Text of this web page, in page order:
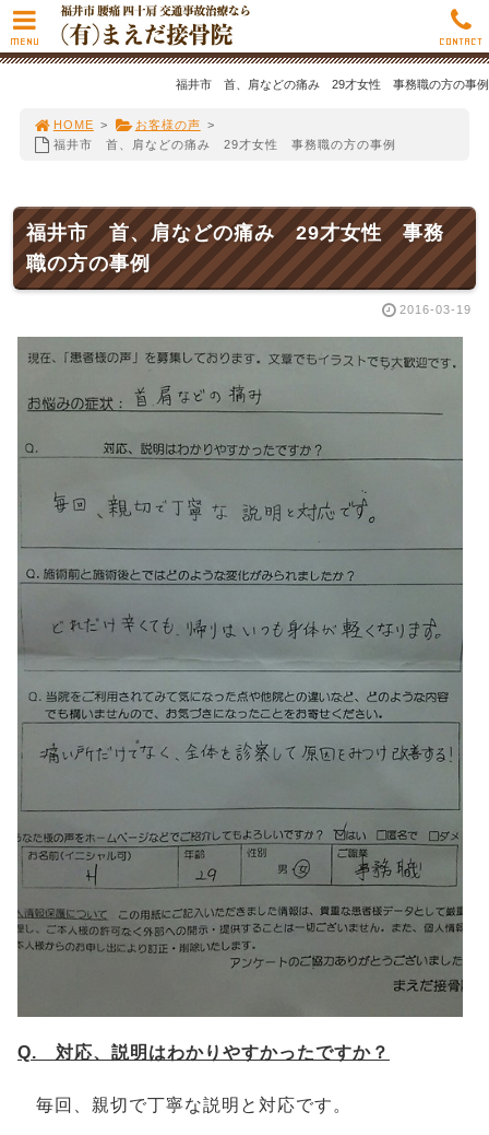
福井市 首、肩などの痛み 29才女性 事務職の方の事例
HOME > お客様の声 >
福井市 首、肩などの痛み 29才女性 事務職の方の事例
福井市 首、肩などの痛み 29才女性 事務
職の方の事例
2016-03-19
Q. 対応、説明はわかりやすかったですか？
毎回、親切で丁寧な説明と対応です。
MENU CONTACT